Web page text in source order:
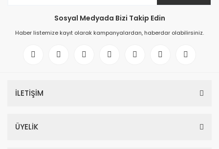
Sosyal Medyada Bizi Takip Edin
Haber listemize kayıt olarak kampanyalardan, haberdar olabilirsiniz.
İLETİŞİM
ÜYELİK